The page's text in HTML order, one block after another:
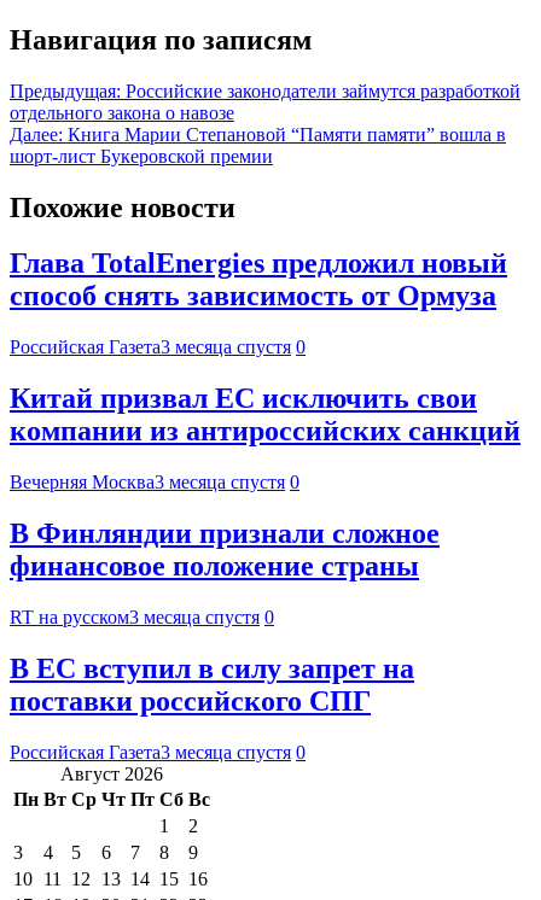
Навигация по записям
Предыдущая: Российские законодатели займутся разработкой
отдельного закона о навозе
Далее: Книга Марии Степановой “Памяти памяти” вошла в
шорт-лист Букеровской премии
Похожие новости
Глава TotalEnergies предложил новый
способ снять зависимость от Ормуза
Российская Газета3 месяца спустя 0
Китай призвал ЕС исключить свои
компании из антироссийских санкций
Вечерняя Москва3 месяца спустя 0
В Финляндии признали сложное
финансовое положение страны
RT на русском3 месяца спустя 0
В ЕС вступил в силу запрет на
поставки российского СПГ
Российская Газета3 месяца спустя 0
Август 2026
Пн Вт Ср Чт Пт Сб Вс
1
2
3
4 5 6 7 8
9
10 11 12 13 14 15 16